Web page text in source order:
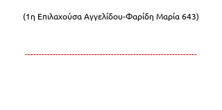
(1η Επιλαχούσα Αγγελίδου-Φαρίδη Μαρία 643)
--------------------------------------------------------------